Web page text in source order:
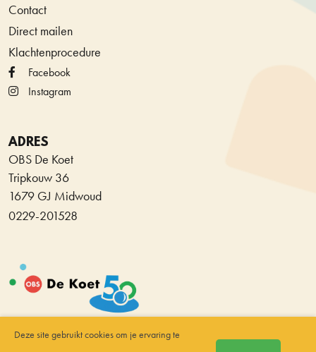
Contact
Direct mailen
Klachtenprocedure
Facebook
Instagram
ADRES
OBS De Koet
Tripkouw 36
1679 GJ Midwoud
0229-201528
© Copyright Stichting
Deze site gebruikt cookies om je ervaring te